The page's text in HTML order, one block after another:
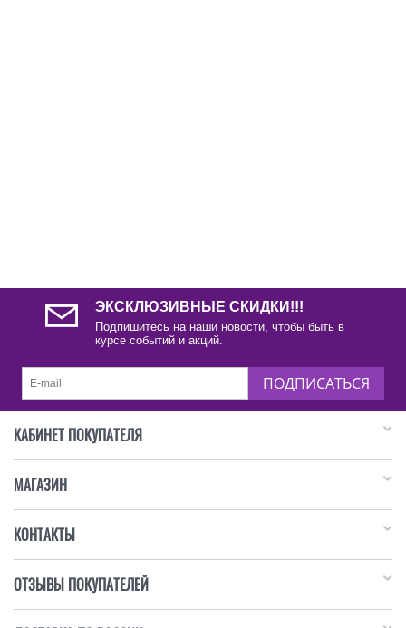
ЭКСКЛЮЗИВНЫЕ СКИДКИ!!!
Подпишитесь на наши новости, чтобы быть в
курсе событий и акций.
ПОДПИСАТЬСЯ
КАБИНЕТ ПОКУПАТЕЛЯ
МАГАЗИН
КОНТАКТЫ
ОТЗЫВЫ ПОКУПАТЕЛЕЙ